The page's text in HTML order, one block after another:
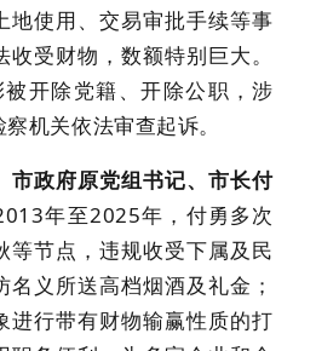
地使用、交易审批手续等事
受财物，数额特别巨大。
开除党籍、开除公职，涉
机关依法审查起诉。
市政府原党组书记、市长付
年至2025年，付勇多次
等节点，违规收受下属及民
义所送高档烟酒及礼金；
进行带有财物输赢性质的打